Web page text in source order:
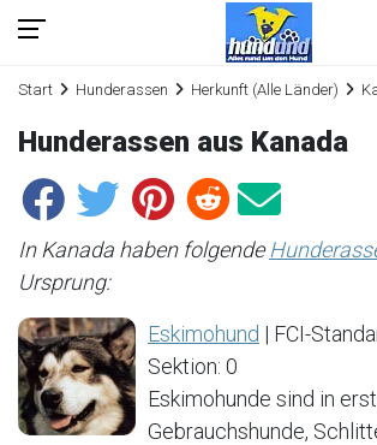
Start Hunderassen Herkunft (Alle Länder)
Hunderassen aus Kanada
In Kanada haben folgende
Ursprung:
Eskimohund | FCI-
Sektion: 0
Eskimohunde sind in
Gebrauchshunde,